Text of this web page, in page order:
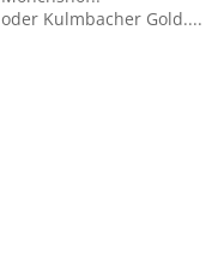
oder Kulmbacher Gold....